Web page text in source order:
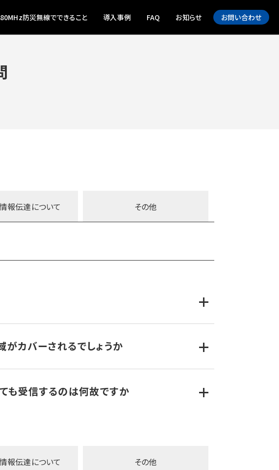
防災無線でできること 導入事例 FAQ お知らせ お問い合わせ
報伝達について その他
関連します。
280MHz無線呼出し
60MHz防災行政無線
1,200bps 11,250bps
カバーされるでしょうか
1局で当該自治体だけでなく隣接自治体も戸別受信機の利用
に送信局の設置場所を選びます。机上シミュレーションでか
も受信するのは何故ですか
り込みます。波長の図体が大きければ窓枠に収まりきらず、
短くなってしまうと今度はガラスの誘電特性（高周波数ほど
報伝達について その他